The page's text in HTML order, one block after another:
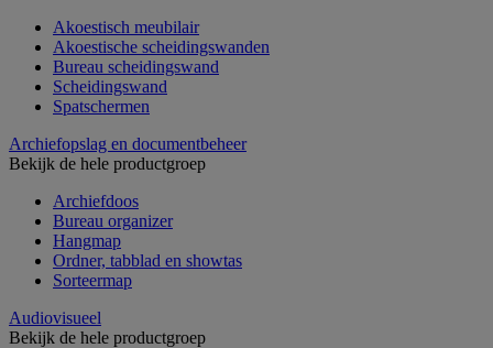
Akoestisch meubilair
Akoestische scheidingswanden
Bureau scheidingswand
Scheidingswand
Spatschermen
Archiefopslag en documentbeheer
Bekijk de hele productgroep
Archiefdoos
Bureau organizer
Hangmap
Ordner, tabblad en showtas
Sorteermap
Audiovisueel
Bekijk de hele productgroep